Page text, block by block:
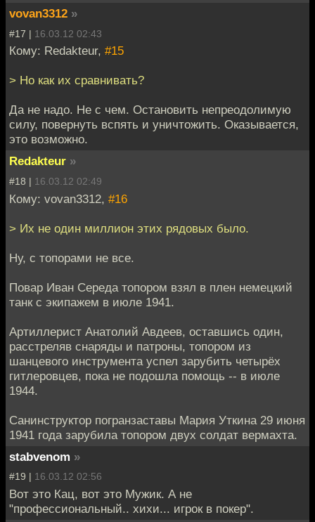
vovan3312 »
#17 | 16.03.12 02:43
Кому: Redakteur, #15
> Но как их сравнивать?
Да не надо. Не с чем. Остановить непреодолимую
силу, повернуть вспять и уничтожить. Оказывается,
это возможно.
Redakteur »
#18 | 16.03.12 02:49
Кому: vovan3312, #16
> Их не один миллион этих рядовых было.
Ну, с топорами не все.
Повар Иван Середа топором взял в плен немецкий
танк с экипажем в июле 1941.
Артиллерист Анатолий Авдеев, оставшись один,
расстреляв снаряды и патроны, топором из
шанцевого инструмента успел зарубить четырёх
гитлеровцев, пока не подошла помощь -- в июле
1944.
Санинструктор погранзаставы Мария Уткина 29 июня
1941 года зарубила топором двух солдат вермахта.
stabvenom »
#19 | 16.03.12 02:56
Вот это Кац, вот это Мужик. А не
"профессиональный.. хихи... игрок в покер".